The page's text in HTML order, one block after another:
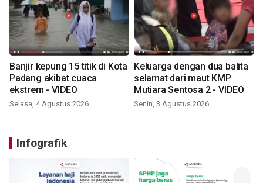
Banjir kepung 15 titik di Kota
Padang akibat cuaca
ekstrem - VIDEO
Selasa, 4 Agustus 2026
Keluarga dengan dua balita
selamat dari maut KMP
Mutiara Sentosa 2 - VIDEO
Senin, 3 Agustus 2026
Infografik